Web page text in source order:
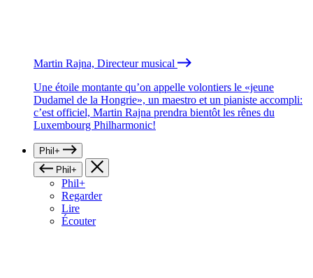
Martin Rajna, Directeur musical
Une étoile montante qu’on appelle volontiers le «jeune
Dudamel de la Hongrie», un maestro et un pianiste accompli:
c’est officiel, Martin Rajna prendra bientôt les rênes du
Luxembourg Philharmonic!
Phil+
Phil+
Phil+
Regarder
Lire
Écouter